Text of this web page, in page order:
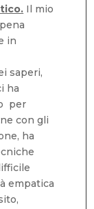
Il mio
in
saperi,
ha
per
con gli
ha
empatica